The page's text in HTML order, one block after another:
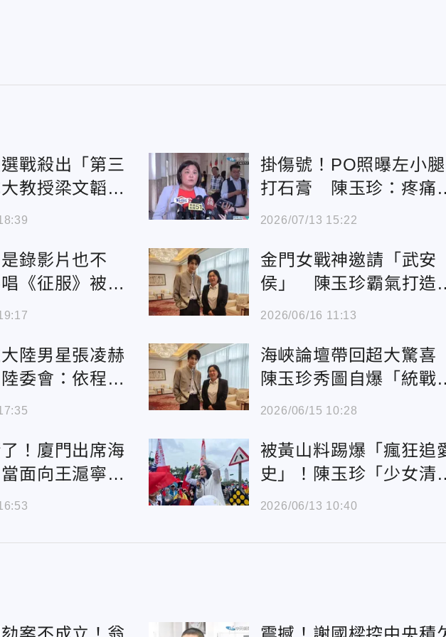
戰殺出「第三
教授梁文韜宣
掛傷號！PO照曝左小腿
打石膏 陳玉珍：疼痛
耐無法站立
2026/07/13 15:22
錄影片也不
《征服》被征
神比喻笑翻全
金門女戰神邀請「武安
侯」 陳玉珍霸氣打造
「國際星光娛樂海島」
2026/06/16 11:13
陸男星張凌赫
委會：依程序
海峽論壇帶回超大驚
陳玉珍秀圖自爆「統戰
張凌赫：有邀他到金門
2026/06/15 10:28
！廈門出席海
面向王滬寧提
被黃山料踢爆「瘋狂追
史」！陳玉珍「少女清
嫩照」曝光太震撼
2026/06/13 10:40